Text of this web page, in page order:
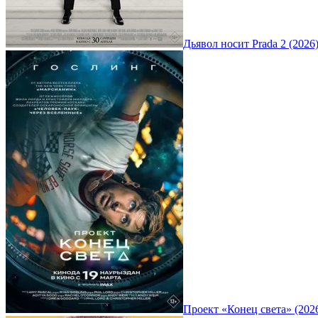
Дьявол носит Prada 2 (2026)
Проект «Конец света»